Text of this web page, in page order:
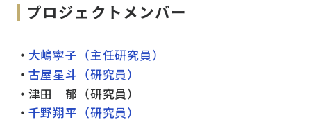
プロジェクトメンバー
大嶋寧子（主任研究員）
古屋星斗（研究員）
津田 郁（研究員）
千野翔平（研究員）